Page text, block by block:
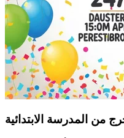
من المدرسة الابتدائية